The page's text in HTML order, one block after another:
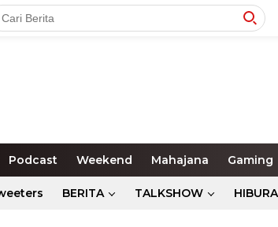
Podcast Weekend Mahajana Gaming
BERITA TALKSHOW